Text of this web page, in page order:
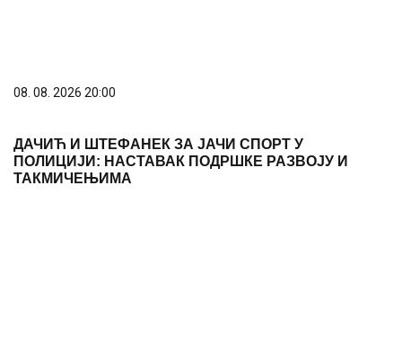
08. 08. 2026 20:00
ДАЧИЋ И ШТЕФАНЕК ЗА ЈАЧИ СПОРТ У
ПОЛИЦИЈИ: НАСТАВАК ПОДРШКЕ РАЗВОЈУ И
ТАКМИЧЕЊИМА